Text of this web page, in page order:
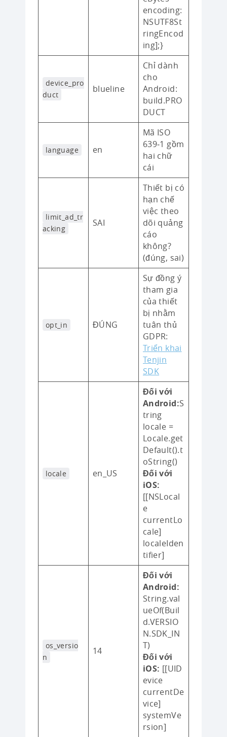
encoding:
NSUTF8St
ringEncod
ing];}
device_pro
duct
blueline
Chỉ dành
cho
Android:
build.PRO
DUCT
language en
Mã ISO
639‑1 gồm
hai chữ
cái
limit_ad_tr
acking
SAI
Thiết bị có
hạn chế
việc theo
dõi quảng
cáo
không?
(đúng, sai)
opt_in ĐÚNG
Sự đồng ý
tham gia
của thiết
bị nhằm
tuân thủ
GDPR:
Triển khai
Tenjin
SDK
locale en_US
Đối với
Android:S
tring
locale =
Locale.get
Default().t
oString()
Đối với
iOS:
[[NSLocal
e
currentLo
cale]
localeIden
tifier]
os_versio
n
14
Đối với
Android:
String.val
ueOf(Buil
d.VERSIO
N.SDK_IN
T)
Đối với
iOS: [[UID
evice
currentDe
vice]
systemVe
rsion]